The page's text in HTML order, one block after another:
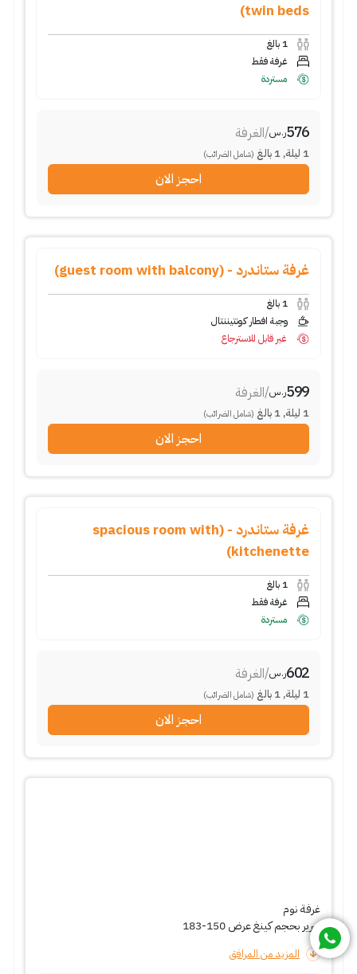
twin beds)
1 بالغ
غرفة فقط
مستردة
576ر.س/الغرفة
1 ليلة,
1 بالغ (شامل الضرائب)
احجز الان
غرفة ستاندرد - (guest room with balcony)
1 بالغ
وجبة افطار كونتيننتال
غير قابل للاسترجاع
599ر.س/الغرفة
1 ليلة,
1 بالغ (شامل الضرائب)
احجز الان
غرفة ستاندرد - (spacious room with
kitchenette)
1 بالغ
غرفة فقط
مستردة
602ر.س/الغرفة
1 ليلة,
1 بالغ (شامل الضرائب)
احجز الان
غرفة نوم
سرير بحجم كينغ عرض 150-183
المزيد من المرافق